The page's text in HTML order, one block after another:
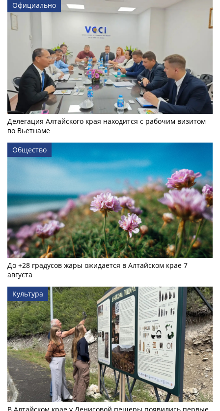
Официально
Делегация Алтайского края находится с рабочим визитом
во Вьетнаме
Общество
До +28 градусов жары ожидается в Алтайском крае 7
августа
Культура